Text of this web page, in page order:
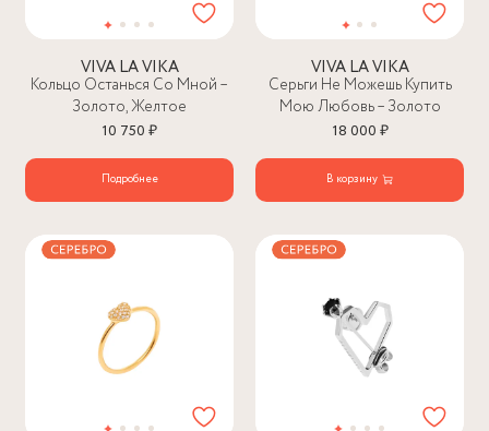
VIVA LA VIKA
Кольцо Останься Со Мной –
Золото, Желтое
10 750 ₽
Подробнее
VIVA LA VIKA
Серьги Не Можешь Купить
Мою Любовь – Золото
18 000 ₽
В корзину